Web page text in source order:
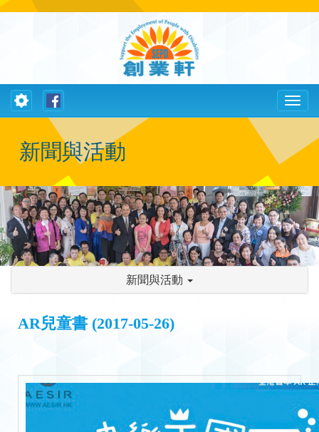
Toggle
Toggle
navigation
新聞與活動
新聞與活動
AR兒童書 (2017-05-26)